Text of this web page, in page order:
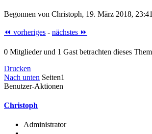
Begonnen von Christoph, 19. März 2018, 23:41
⏪ vorheriges - nächstes ⏩
0 Mitglieder und 1 Gast betrachten dieses
Drucken
Nach unten Seiten1
Benutzer-Aktionen
Christoph
Administrator